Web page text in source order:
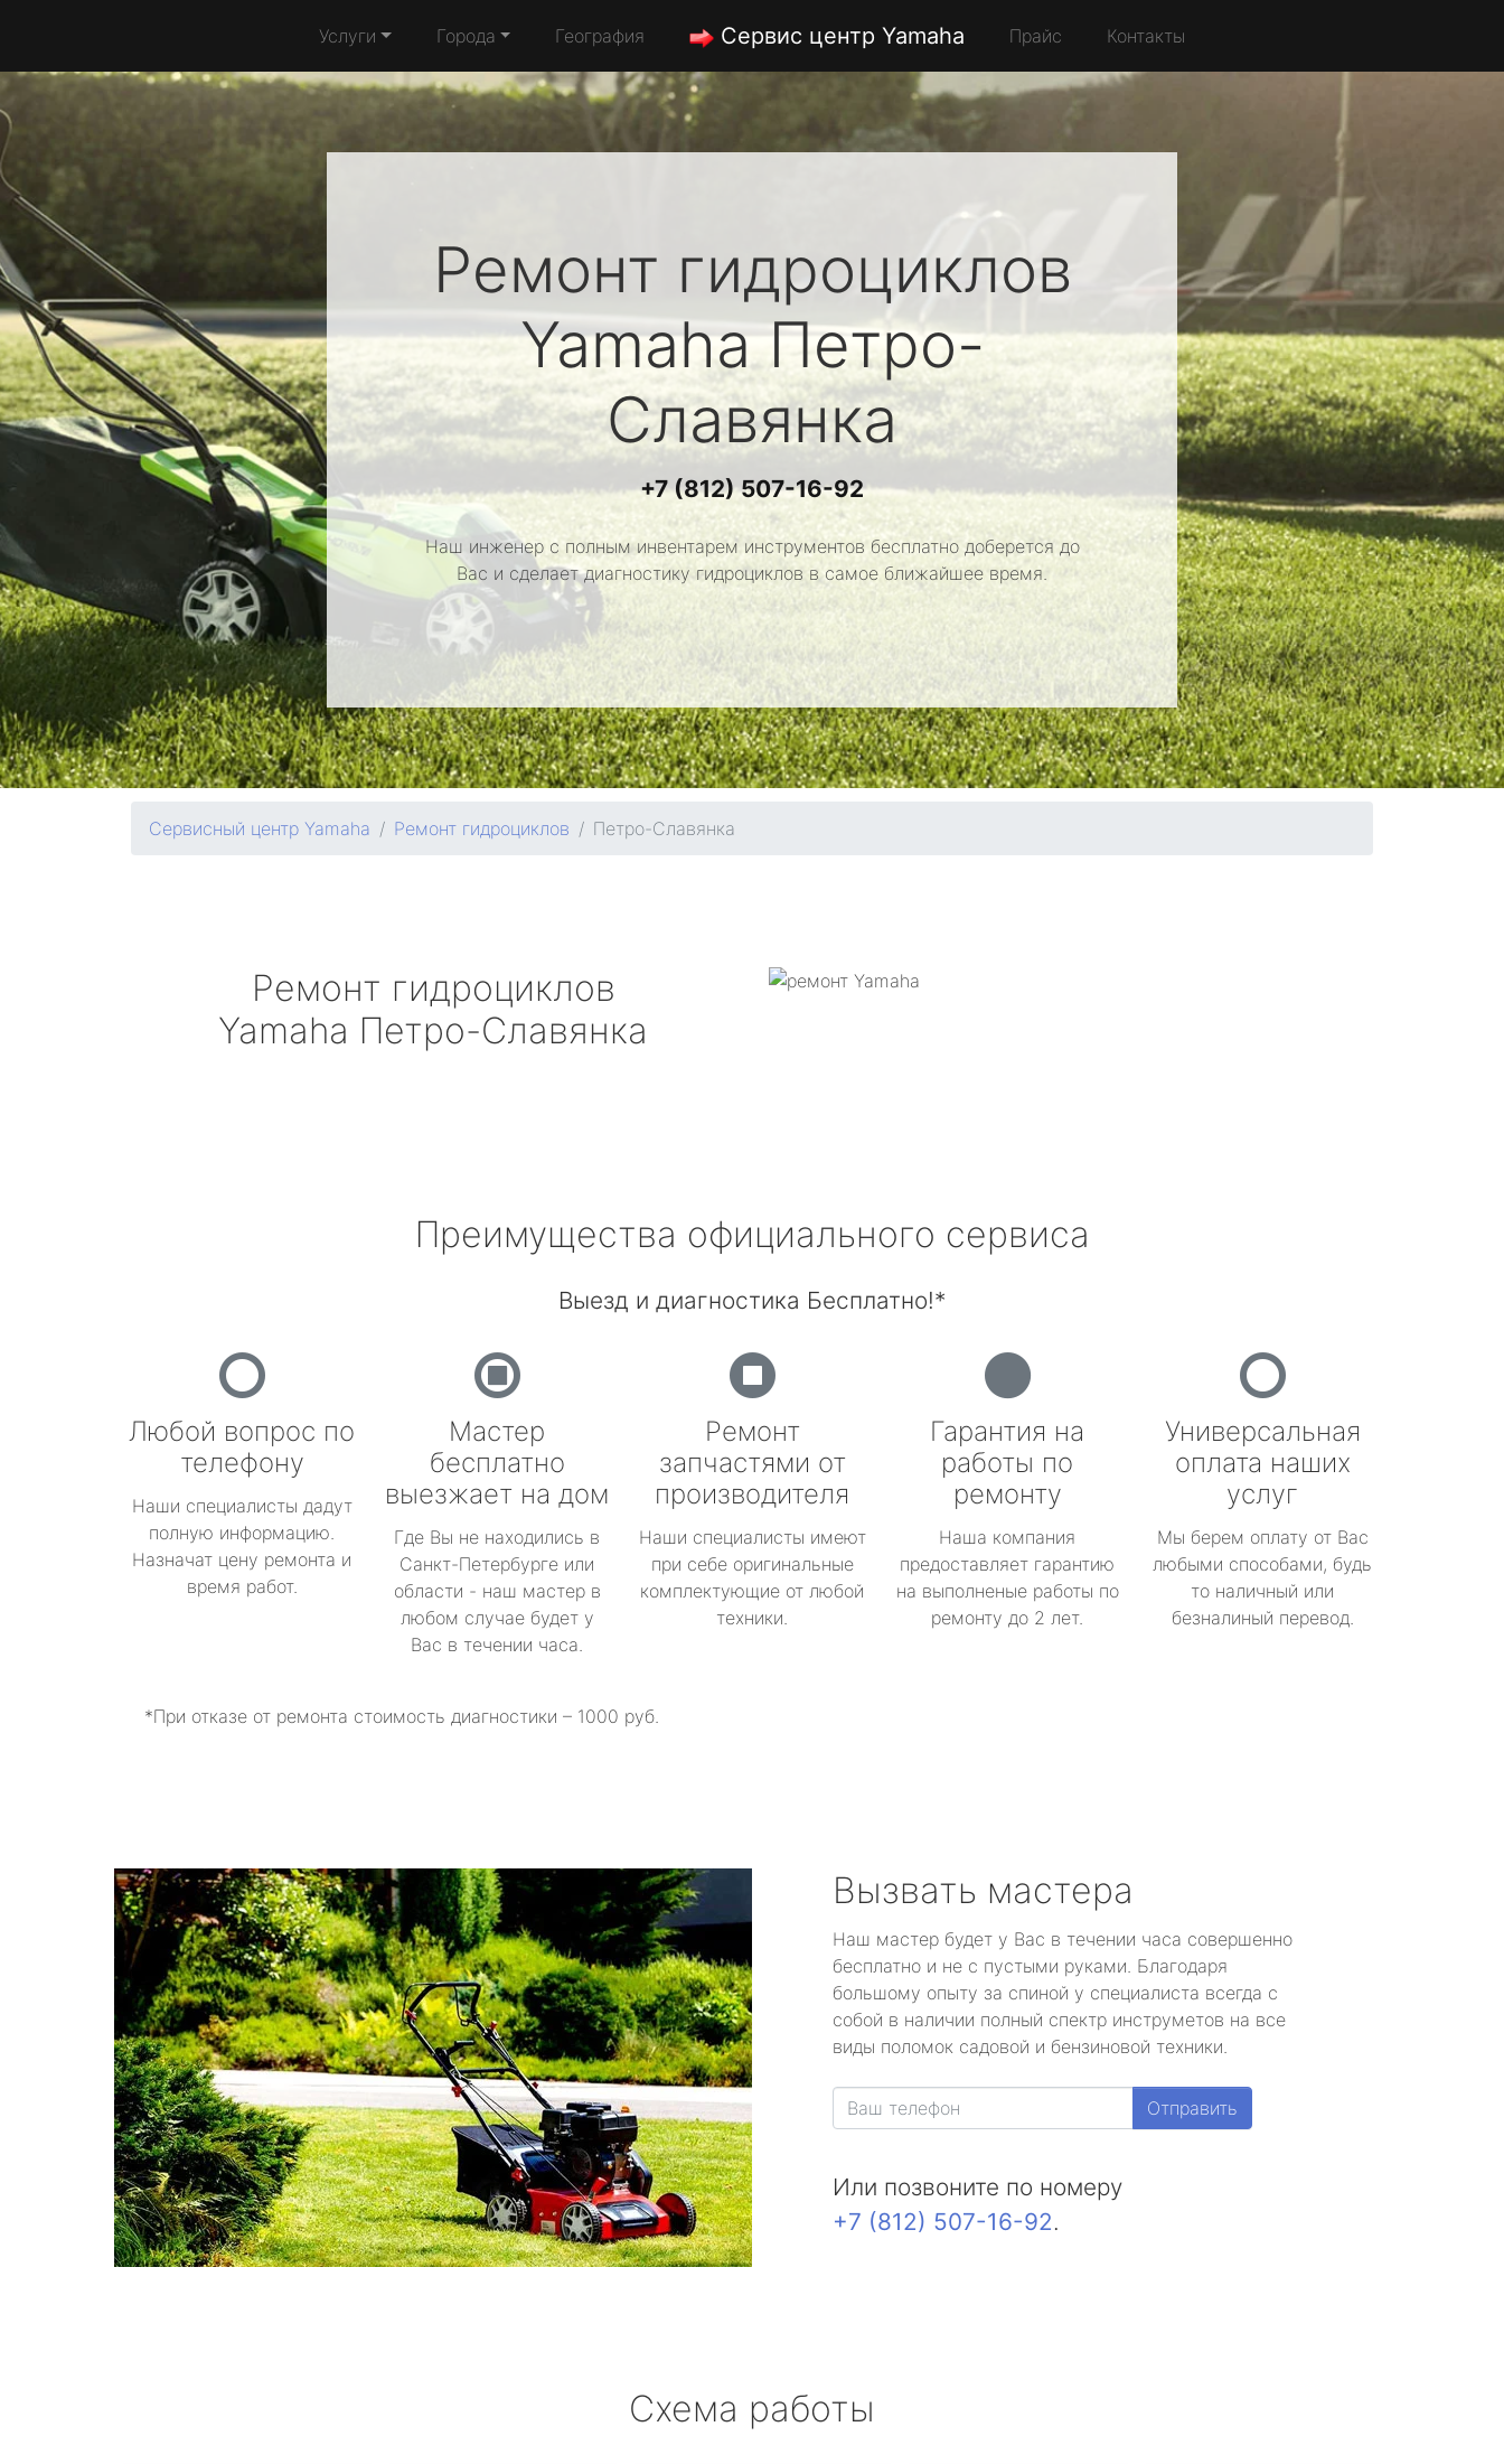
Услуги Города География Сервис центр Yamaha Прайс Контакты
Ремонт гидроциклов
YamahaПетро-
Славянка
+7 (812) 507-16-92
Наш инженер с полным инвентарем инструментов бесплатно доберется до
Вас и сделает диагностику гидроциклов в самое ближайшее время.
Сервисный центр Yamaha Ремонт гидроциклов Петро-Славянка
Ремонт гидроциклов
Yamaha Петро-Славянка
Преимущества официального сервиса
Выезд и диагностика Бесплатно!*
Любой вопрос по
телефону
Наши специалисты дадут
полную информацию.
Назначат цену ремонта и
время работ.
Мастер
бесплатно
выезжает на дом
Где Вы не находились в
Санкт-Петербурге или
области - наш мастер в
любом случае будет у
Вас в течении часа.
Ремонт
запчастями от
производителя
Наши специалисты имеют
при себе оригинальные
комплектующие от любой
техники.
Гарантия на
работы по
ремонту
Наша компания
предоставляет гарантию
на выполненые работы по
ремонту до 2 лет.
Универсальная
оплата наших
услуг
Мы берем оплату от Вас
любыми способами, будь
то наличный или
безналиный перевод.
*При отказе от ремонта стоимость диагностики – 1000 руб.
Вызвать мастера
Наш мастер будет у Вас в течении часа совершенно
бесплатно и не с пустыми руками. Благодаря
большому опыту за спиной у специалиста всегда с
собой в наличии полный спектр инструметов на все
виды поломок садовой и бензиновой техники.
Отправить
Или позвоните по номеру
+7 (812) 507-16-92.
Схема работы